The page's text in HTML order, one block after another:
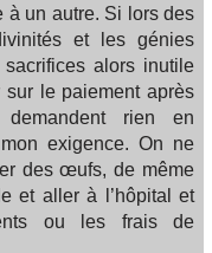
à un autre. Si lors des
et les génies
alors inutile
le paiement après
demandent rien en
exigence. On ne
des œufs, de même
et aller à l’hôpital et
ou les frais de